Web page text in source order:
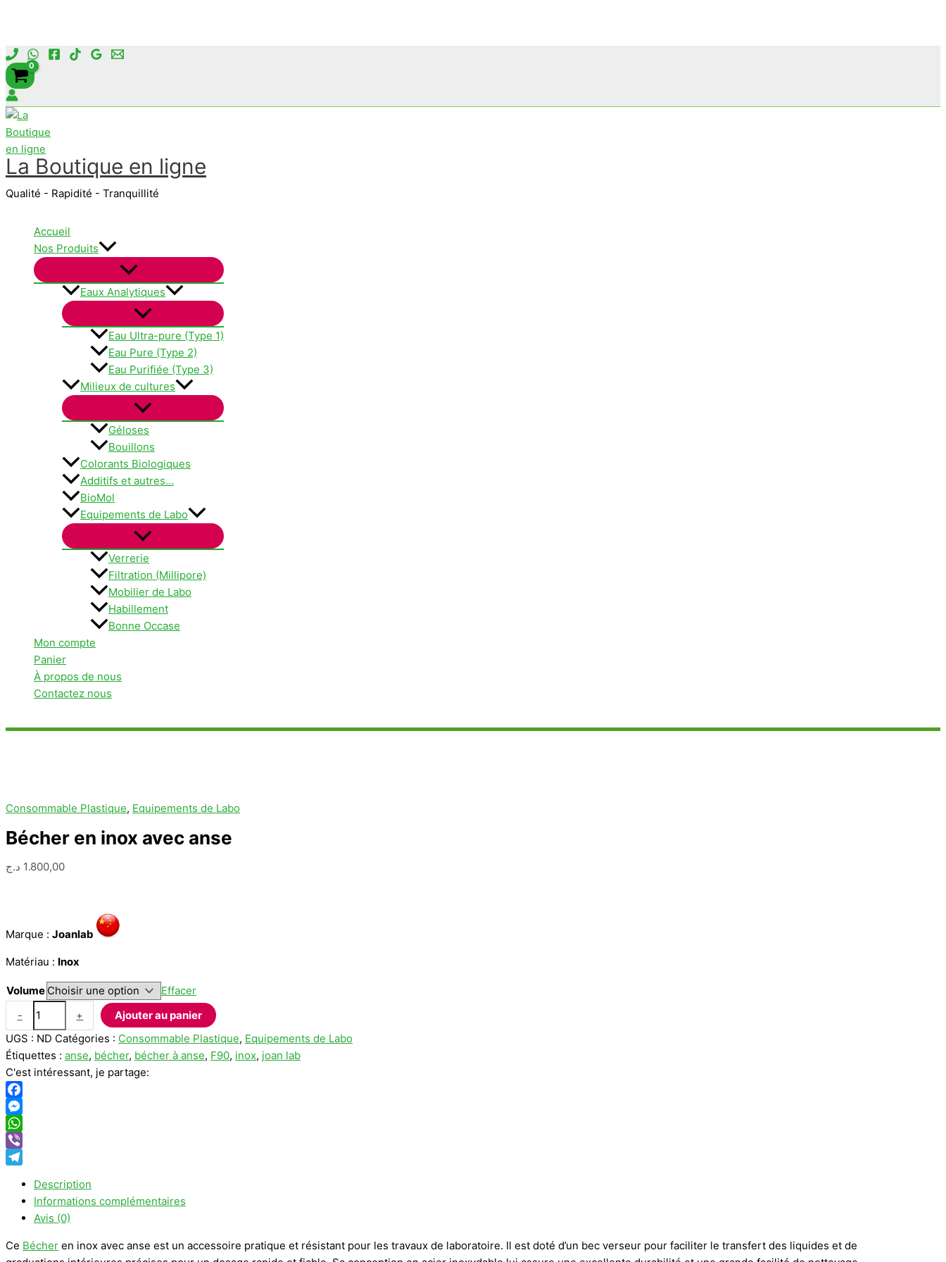
Aller
au
contenu
La Boutique en ligne
Qualité - Rapidité - Tranquillité
Accueil
Nos Produits
Eaux Analytiques
Eau Ultra-pure (Type 1)
Eau Pure (Type 2)
Eau Purifiée (Type 3)
Milieux de cultures
Géloses
Bouillons
Colorants Biologiques
Additifs et autres…
BioMol
Equipements de Labo
Verrerie
Filtration (Millipore)
Mobilier de Labo
Habillement
Bonne Occase
Mon compte
Panier
À propos de nous
Contactez nous
Consommable Plastique, Equipements de Labo
Bécher en inox avec anse
1.800,00 د.ج
Marque : Joanlab
Matériau : Inox
Volume
Effacer
-
quantité
de
Bécher
en
inox
avec
anse
+
Ajouter au panier
UGS : ND Catégories : Consommable Plastique, Equipements de Labo
Étiquettes : anse, bécher, bécher à anse, F90, inox, joan lab
C'est intéressant, je partage:
Facebook
Messenger
WhatsApp
Viber
Description
Informations complémentaires
Avis (0)
Ce Bécher en inox avec anse est un accessoire pratique et résistant pour les travaux de laboratoire. Il est doté d’un bec verseur pour faciliter le transfert des liquides et de